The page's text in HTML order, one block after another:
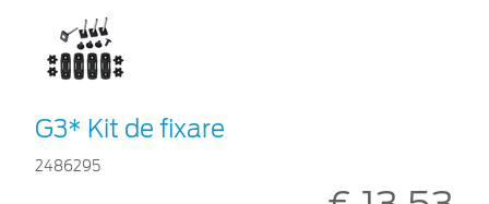
G3* Kit de fixare
2486295